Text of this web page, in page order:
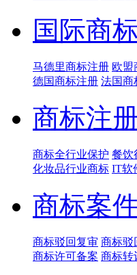
国际商
马德里商标注册 欧盟
德国商标注册 法国商
商标注
商标全行业保护 餐饮
化妆品行业商标 IT软
商标案
商标驳回复审 商标驳
商标许可备案 商标转